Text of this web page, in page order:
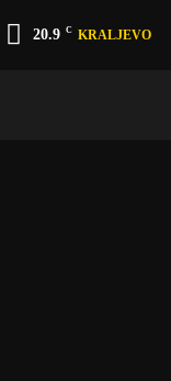
20.9 C KRALJEVO